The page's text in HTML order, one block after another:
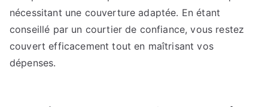
nécessitant une couverture adaptée. En étant
conseillé par un courtier de confiance, vous restez
couvert efficacement tout en maîtrisant vos
dépenses.